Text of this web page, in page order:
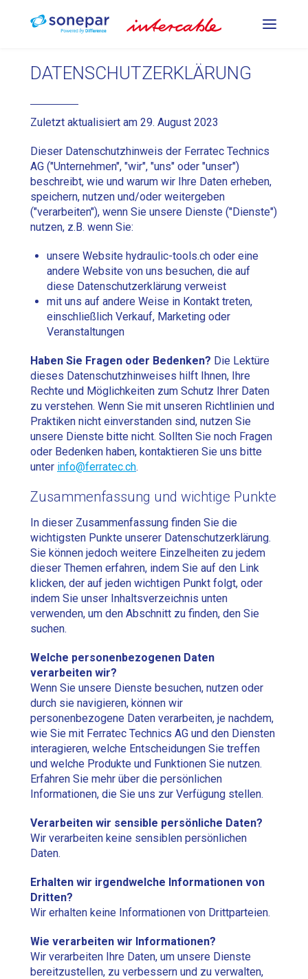
PRESSWERKZEUGE
STANZ- UND
SCHNEIDEWERKZEUGE
DATENSCHUTZERKLÄRUNG
Zuletzt aktualisiert am 29. August 2023
Dieser Datenschutzhinweis der Ferratec Technics
AG ("Unternehmen", "wir", "uns" oder "unser")
beschreibt, wie und warum wir Ihre Daten erheben,
speichern, nutzen und/oder weitergeben
("verarbeiten"), wenn Sie unsere Dienste ("Dienste")
nutzen, z.B. wenn Sie:
unsere Website hydraulic-tools.ch oder eine
andere Website von uns besuchen, die auf
diese Datenschutzerklärung verweist
mit uns auf andere Weise in Kontakt treten,
einschließlich Verkauf, Marketing oder
Veranstaltungen
Haben Sie Fragen oder Bedenken? Die Lektüre
dieses Datenschutzhinweises hilft Ihnen, Ihre
Rechte und Möglichkeiten zum Schutz Ihrer Daten
zu verstehen. Wenn Sie mit unseren Richtlinien und
Praktiken nicht einverstanden sind, nutzen Sie
unsere Dienste bitte nicht. Sollten Sie noch Fragen
oder Bedenken haben, kontaktieren Sie uns bitte
unter info@ferratec.ch.
Zusammenfassung und wichtige Punkte
In dieser Zusammenfassung finden Sie die
wichtigsten Punkte unserer Datenschutzerklärung.
Sie können jedoch weitere Einzelheiten zu jedem
dieser Themen erfahren, indem Sie auf den Link
klicken, der auf jeden wichtigen Punkt folgt, oder
indem Sie unser Inhaltsverzeichnis unten
verwenden, um den Abschnitt zu finden, den Sie
suchen.
Welche personenbezogenen Daten
verarbeiten wir?
Wenn Sie unsere Dienste besuchen, nutzen oder
durch sie navigieren, können wir
personenbezogene Daten verarbeiten, je nachdem,
wie Sie mit Ferratec Technics AG und den Diensten
interagieren, welche Entscheidungen Sie treffen
und welche Produkte und Funktionen Sie nutzen.
Erfahren Sie mehr über die persönlichen
Informationen, die Sie uns zur Verfügung stellen.
Verarbeiten wir sensible persönliche Daten?
Wir verarbeiten keine sensiblen persönlichen
Daten.
Erhalten wir irgendwelche Informationen von
Dritten?
Wir erhalten keine Informationen von Drittparteien.
Wie verarbeiten wir Informationen?
Wir verarbeiten Ihre Daten, um unsere Dienste
bereitzustellen, zu verbessern und zu verwalten,